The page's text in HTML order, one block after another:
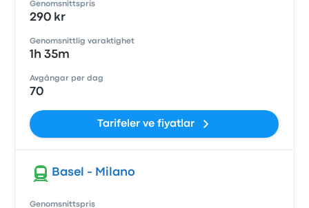
Genomsnittspris
290 kr
Genomsnittlig varaktighet
1h 35m
Avgångar per dag
70
Tarifeler ve fiyatlar
Basel - Milano
Genomsnittspris